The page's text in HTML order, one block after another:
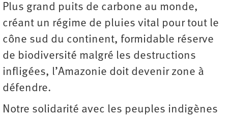
Plus grand puits de carbone au monde,
créant un régime de pluies vital pour tout le
cône sud du continent, formidable réserve
de biodiversité malgré les destructions
infligées, l’Amazonie doit devenir zone à
défendre.
Notre solidarité avec les peuples indigènes